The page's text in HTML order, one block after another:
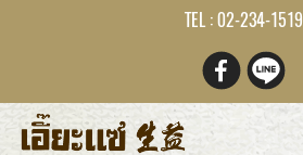
TEL : 02-234-1519